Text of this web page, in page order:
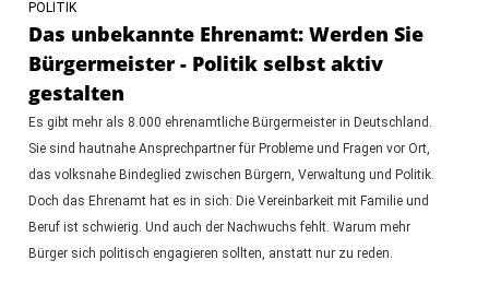
POLITIK
Das unbekannte Ehrenamt: Werden Sie
Bürgermeister - Politik selbst aktiv
gestalten
Es gibt mehr als 8.000 ehrenamtliche Bürgermeister in Deutschland.
Sie sind hautnahe Ansprechpartner für Probleme und Fragen vor Ort,
das volksnahe Bindeglied zwischen Bürgern, Verwaltung und Politik.
Doch das Ehrenamt hat es in sich: Die Vereinbarkeit mit Familie und
Beruf ist schwierig. Und auch der Nachwuchs fehlt. Warum mehr
Bürger sich politisch engagieren sollten, anstatt nur zu reden.